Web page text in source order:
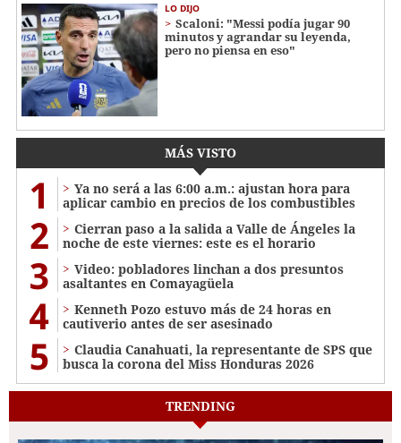
LO DIJO
Scaloni: "Messi podía jugar 90
minutos y agrandar su leyenda,
pero no piensa en eso"
MÁS VISTO
1
Ya no será a las 6:00 a.m.: ajustan hora para
aplicar cambio en precios de los combustibles
2
Cierran paso a la salida a Valle de Ángeles la
noche de este viernes: este es el horario
3
Video: pobladores linchan a dos presuntos
asaltantes en Comayagüela
4
Kenneth Pozo estuvo más de 24 horas en
cautiverio antes de ser asesinado
5
Claudia Canahuati, la representante de SPS que
busca la corona del Miss Honduras 2026
TRENDING